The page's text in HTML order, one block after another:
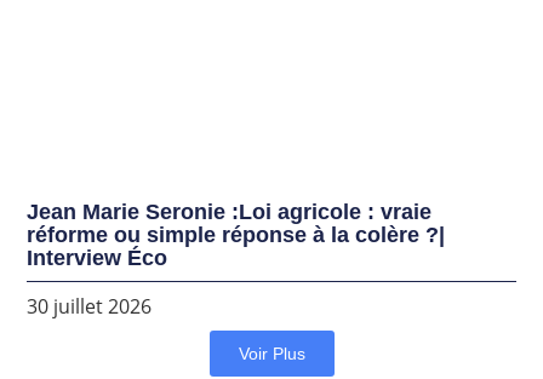
Jean Marie Seronie :Loi agricole : vraie
réforme ou simple réponse à la colère ?|
Interview Éco
30 juillet 2026
Voir Plus